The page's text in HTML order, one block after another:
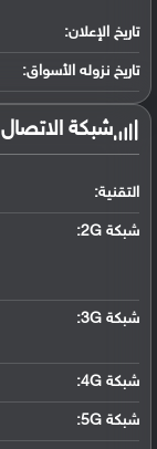
تاريخ الإعلان:
تاريخ نزوله الأسواق:
شبكة الاتصال
التقنية:
شبكة 2G:
شبكة 3G :
شبكة 4G :
شبكة 5G :